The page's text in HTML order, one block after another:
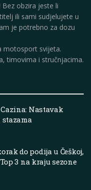
obzira jeste li
ili sami sudjelujete u
je potrebno za dozu
motosport svijeta.
timovima i stručnjacima.
Nastavak
do podija u Češkoj,
3 na kraju sezone